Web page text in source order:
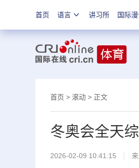
首页 语言 讲习所 国际
首页 > 滚动 > 正文
冬奥会全天
2026-02-09 10:41:15